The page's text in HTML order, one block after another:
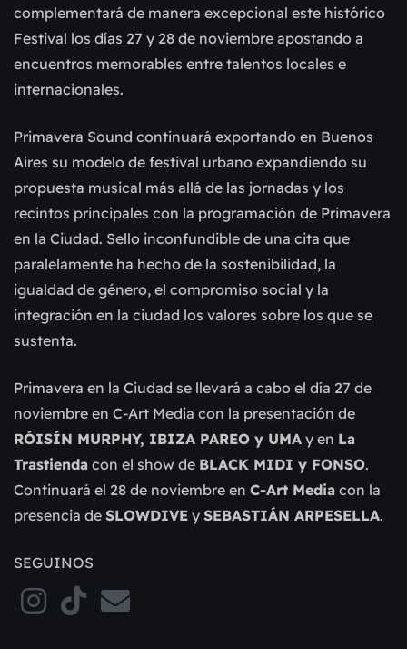
complementará de manera excepcional este histórico
Festival los días 27 y 28 de noviembre apostando a
encuentros memorables entre talentos locales e
internacionales.
Primavera Sound continuará exportando en Buenos
Aires su modelo de festival urbano expandiendo su
propuesta musical más allá de las jornadas y los
recintos principales con la programación de Primavera
en la Ciudad. Sello inconfundible de una cita que
paralelamente ha hecho de la sostenibilidad, la
igualdad de género, el compromiso social y la
integración en la ciudad los valores sobre los que se
sustenta.
Primavera en la Ciudad se llevará a cabo el día 27 de
noviembre en C-Art Media con la presentación de
RÓISÍN MURPHY, IBIZA PAREO y UMA y en La
Trastienda con el show de BLACK MIDI y FONSO.
Continuará el 28 de noviembre en C-Art Media con la
presencia de SLOWDIVE y SEBASTIÁN ARPESELLA.
SEGUINOS